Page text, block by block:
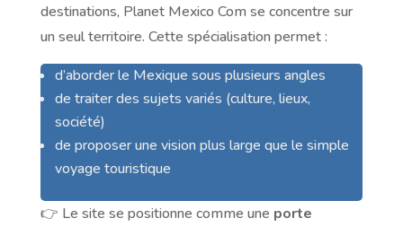
destinations, Planet Mexico Com se concentre sur
un seul territoire. Cette spécialisation permet :
d’aborder le Mexique sous plusieurs angles
de traiter des sujets variés (culture, lieux,
société)
de proposer une vision plus large que le simple
voyage touristique
👉 Le site se positionne comme une porte